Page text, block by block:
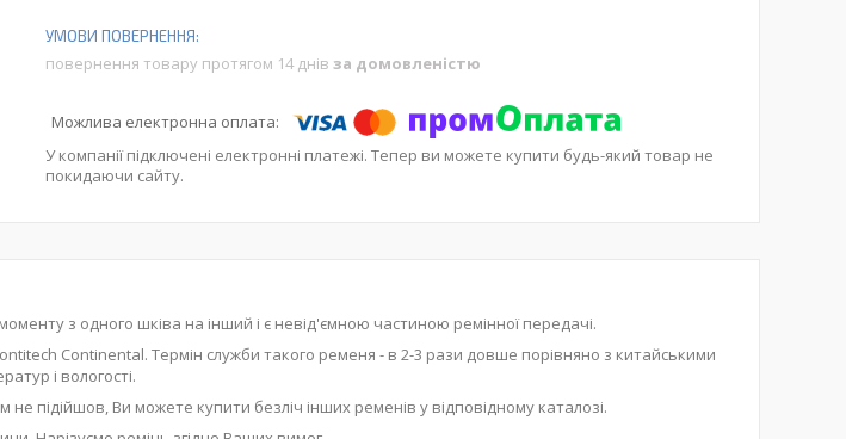
повернення товару протягом 14 днів за домовленістю
У компанії підключені електронні платежі. Тепер ви можете купити будь-який товар не
покидаючи сайту.
з одного шківа на інший і є невід'ємною частиною ремінної передачі.
Continental. Термін служби такого ременя - в 2-3 рази довше порівняно з китайськими
і вологості.
підійшов, Ви можете купити безліч інших ременів у відповідному каталозі.